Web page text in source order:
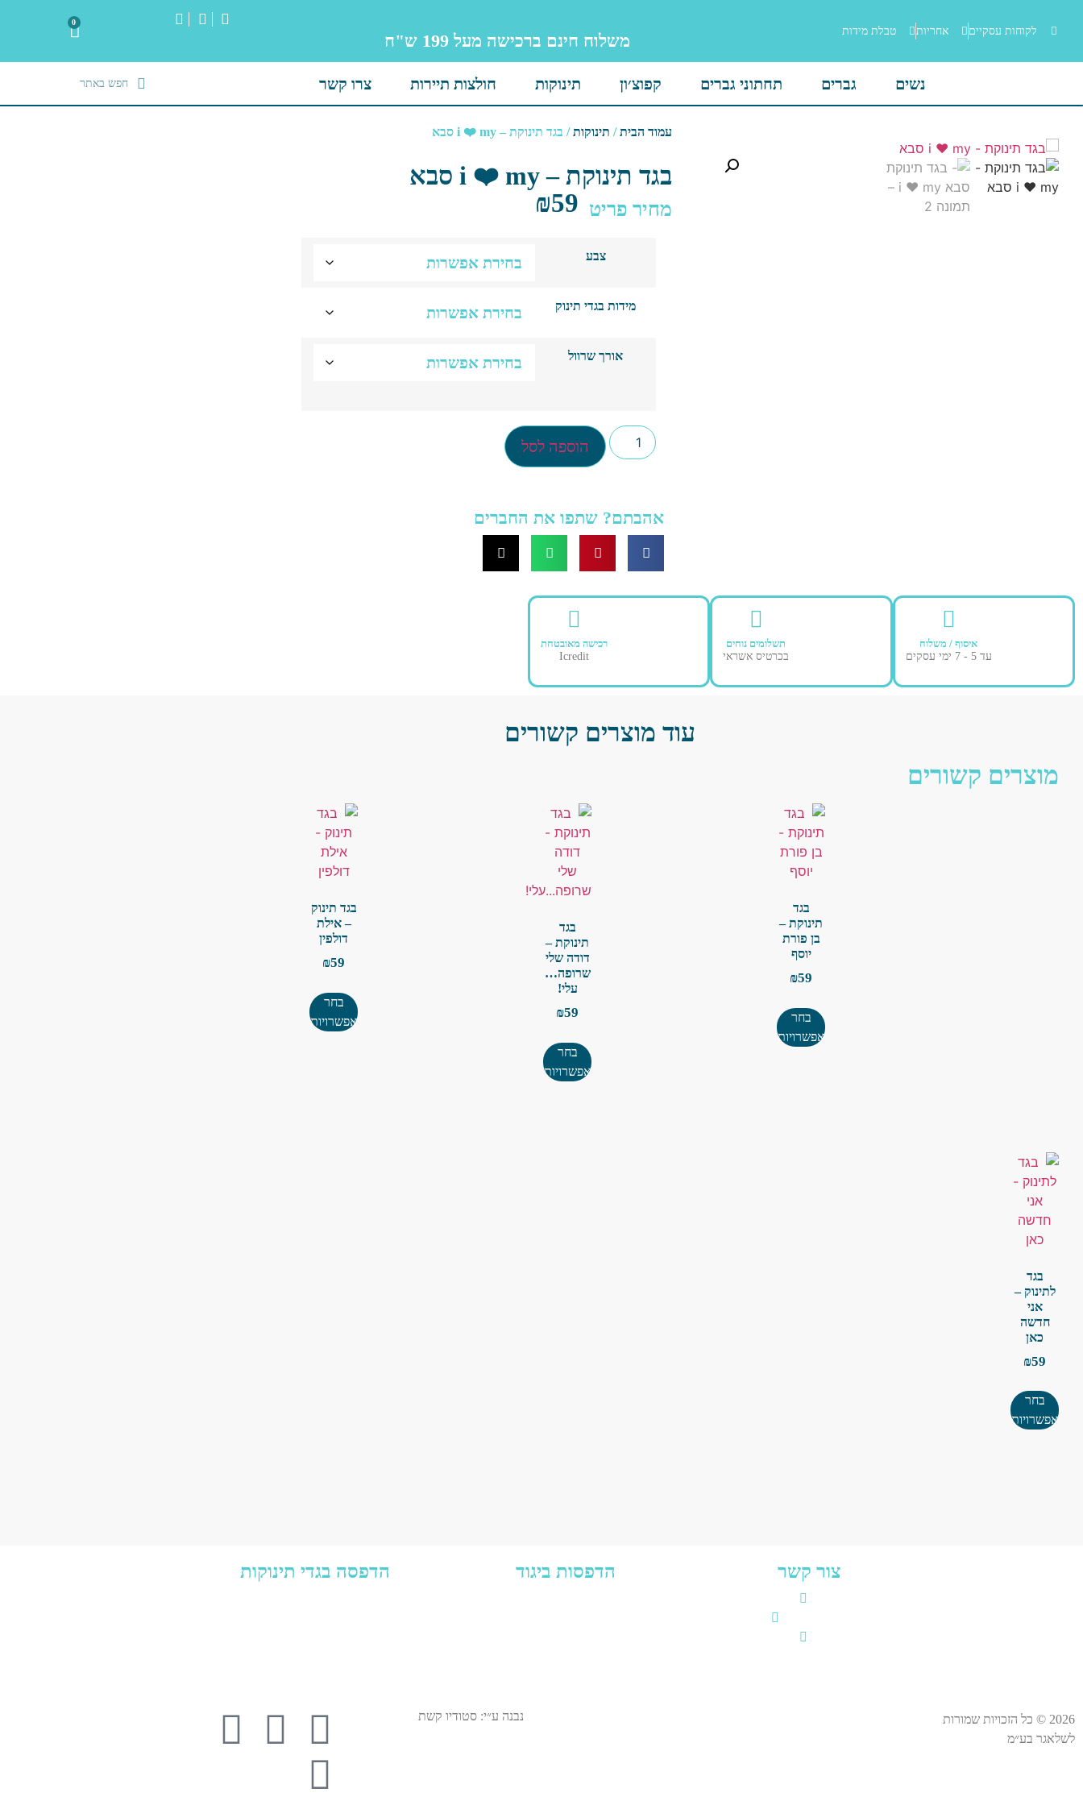
לקוחות עסקיים אחריות טבלת מידות משלוח חינם ברכישה מעל 199 ש"ח
0
נשים גברים תחתוני גברים קפוצ׳ון תינוקות חולצות תיירות צרו קשר
עמוד הבית/ תינוקות/ בגד תינוקת – i ❤️ my סבא
בגד תינוקת – i ❤️ my סבא
מחיר פריט ₪59
צבע
מידות בגדי תינוק
אורך שרוול
הוספה לסל
אהבתם? שתפו את החברים
רכישה מאובטחת
Icredit
תשלומים נוחים
בכרטיס אשראי
איסוף / משלוח
עד 5 - 7 ימי עסקים
עוד מוצרים קשורים
מוצרים קשורים
בגד
תינוקת –
בן פורת
יוסף
₪59
בחר
אפשרויות
בגד
תינוקת –
דודה שלי
שרופה…
עלי!
₪59
בחר
אפשרויות
בגד תינוק
– אילת
דולפין
₪59
בחר
אפשרויות
בגד
לתינוק –
אני
חדשה
כאן
₪59
בחר
אפשרויות
צור קשר הדפסות ביגוד הדפסה בגדי תינוקות
2026 © כל הזכויות שמורות
לשלאגר בע״מ
נבנה ע״י: סטודיו קשת